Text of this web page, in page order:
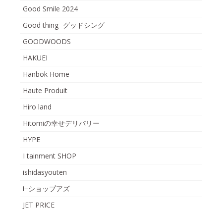
Good Smile 2024
Good thing -グッドシング-
GOODWOODS
HAKUEI
Hanbok Home
Haute Produit
Hiro land
Hitomiの幸せデリバリー
HYPE
I tainment SHOP
ishidasyouten
i−ショップアズ
JET PRICE